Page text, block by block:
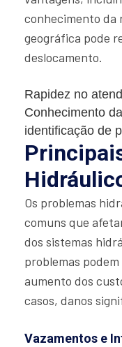
conhecimento da
geográfica pode
deslocamento.
Rapidez no
Conhecimento
identificação de
Os problemas
comuns que
dos sistemas
problemas
aumento dos
casos, danos
Vazamentos e